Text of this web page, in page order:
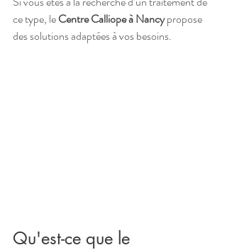
ce type, le Centre Calliope à Nancy propose
des solutions adaptées à vos besoins.
Qu'est-ce que le